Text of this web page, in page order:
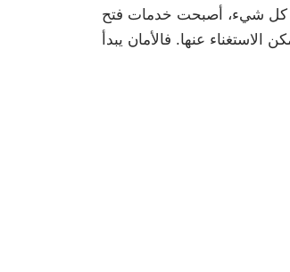
كل شيء، أصبحت خدمات فتح
الاستغناء عنها. فالأمان يبدأ